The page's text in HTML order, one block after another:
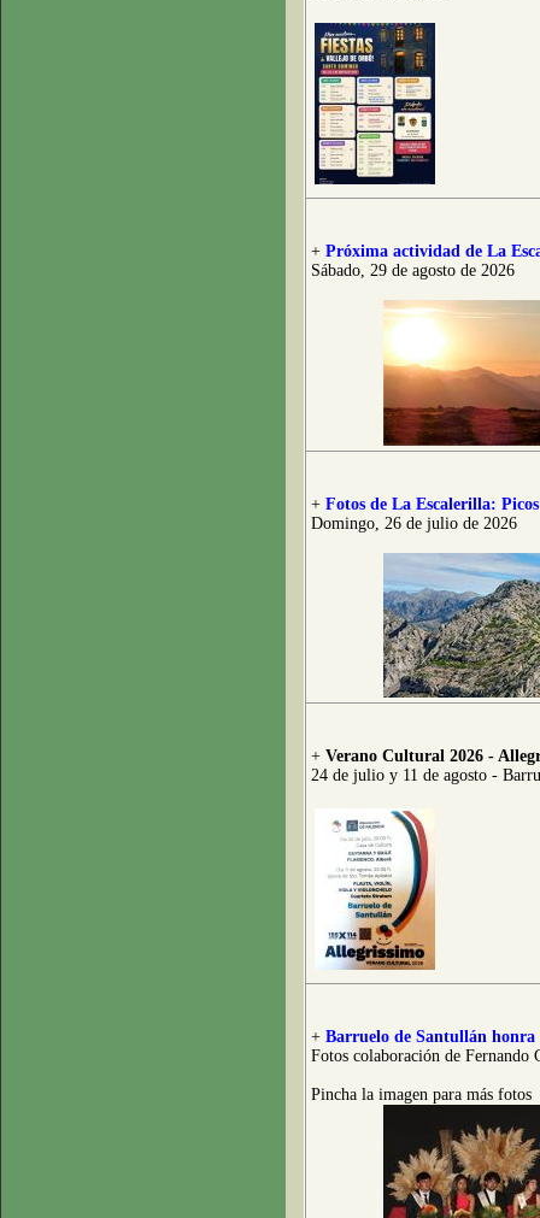
+ Próxima actividad de La
Sábado, 29 de agosto de 2026
+ Fotos de La Escalerilla:
Domingo, 26 de julio de 2026
+ Verano Cultural 2026 -
24 de julio y 11 de agosto -
+ Barruelo de Santullán honra
Fotos colaboración de Fernando
Pincha la imagen para más fotos